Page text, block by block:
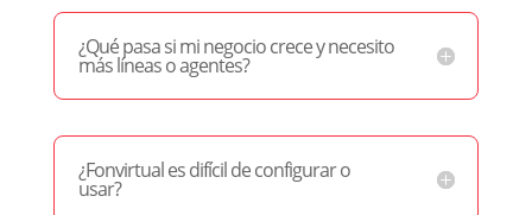
¿Qué pasa si mi negocio crece y necesito
más líneas o agentes?
¿Fonvirtual es difícil de configurar o
usar?